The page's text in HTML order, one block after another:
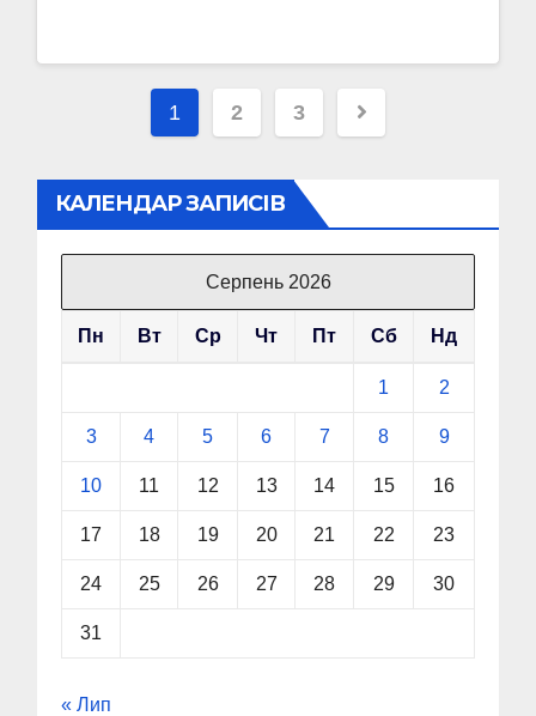
Пагінація
1 2 3
КАЛЕНДАР ЗАПИСІВ
Серпень 2026
Пн Вт Ср Чт Пт Сб Нд
1 2
3 4 5 6 7 8 9
10 11 12 13 14 15 16
17 18 19 20 21 22 23
24 25 26 27 28 29 30
31
« Лип